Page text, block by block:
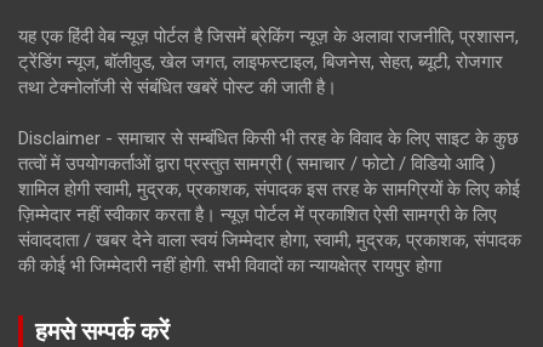
यह एक हिंदी वेब न्यूज़ पोर्टल है जिसमें ब्रेकिंग न्यूज़ के अलावा राजनीति, प्रशासन,
ट्रेंडिंग न्यूज, बॉलीवुड, खेल जगत, लाइफस्टाइल, बिजनेस, सेहत, ब्यूटी, रोजगार
तथा टेक्नोलॉजी से संबंधित खबरें पोस्ट की जाती है।
Disclaimer - समाचार से सम्बंधित किसी भी तरह के विवाद के लिए साइट के कुछ
तत्वों में उपयोगकर्ताओं द्वारा प्रस्तुत सामग्री ( समाचार / फोटो / विडियो आदि )
शामिल होगी स्वामी, मुद्रक, प्रकाशक, संपादक इस तरह के सामग्रियों के लिए कोई
ज़िम्मेदार नहीं स्वीकार करता है। न्यूज़ पोर्टल में प्रकाशित ऐसी सामग्री के लिए
संवाददाता / खबर देने वाला स्वयं जिम्मेदार होगा, स्वामी, मुद्रक, प्रकाशक, संपादक
की कोई भी जिम्मेदारी नहीं होगी. सभी विवादों का न्यायक्षेत्र रायपुर होगा
हमसे सम्पर्क करें